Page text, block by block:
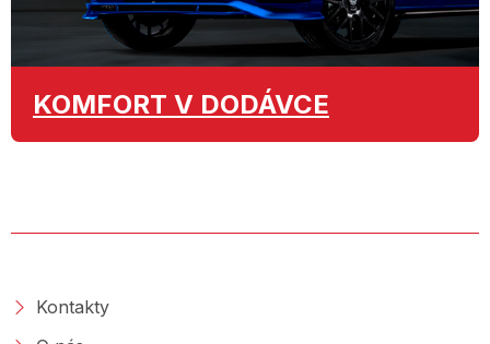
KOMFORT V DODÁVCE
Kontakty